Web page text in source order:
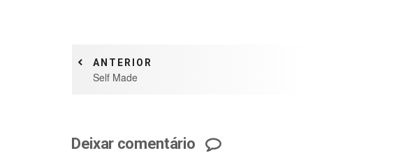
ANTERIOR
Self Made
Deixar comentário